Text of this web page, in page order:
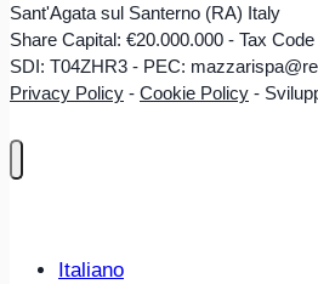
Sant'Agata sul Santerno (RA) Italy
Share Capital: €20.000.000 - Tax
SDI: T04ZHR3 - PEC:
Privacy Policy - Cookie Policy -
Italiano